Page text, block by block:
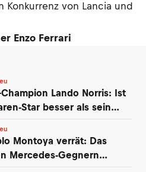
Konkurrenz von Lancia und
Enzo Ferrari
Champion Lando Norris: Ist
Star besser als sein
Montoya verrät: Das
Mercedes-Gegnern